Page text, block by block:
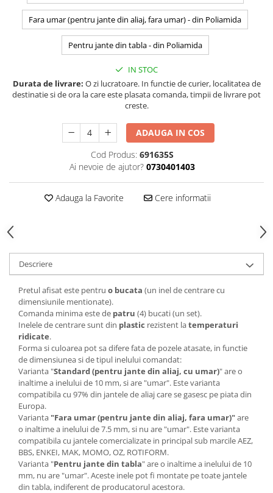
Fara umar (pentru jante din aliaj, fara umar) - din Poliamida
Pentru jante din tabla - din Poliamida
IN STOC
Durata de livrare: O zi lucratoare. In functie de curier, localitatea de
destinatie si de ora la care este plasata comanda, timpii de livrare pot
creste.
ADAUGA IN COS
Cod Produs: 691635S
Ai nevoie de ajutor? 0730401403
Adauga la Favorite Cere informatii
Descriere
Pretul afisat este pentru o bucata (un inel de centrare cu
dimensiunile mentionate).
Comanda minima este de patru (4) bucati (un set).
Inelele de centrare sunt din plastic rezistent latemperaturi
ridicate.
Forma si culoarea pot sa difere fata de pozele atasate, in functie
de dimensiunea si de tipul inelului comandat:
Varianta "Standard (pentru jante din aliaj, cu umar)" are o
inaltime a inelului de 10 mm, si are "umar". Este varianta
compatibila cu 97% din jantele de aliaj care se gasesc pe piata din
Europa.
Varianta "Fara umar (pentru jante din aliaj, fara umar)"are
o inaltime a inelului de 7.5 mm, si nu are "umar". Este varianta
compatibila cu jantele comercializate in principal sub marcile AEZ,
BBS, ENKEI, MAK, MOMO, OZ, ROTIFORM.
Varianta "Pentru jante din tabla" are o inaltime a inelului de 10
mm, nu are "umar". Aceste inele pot fi montate pe toate jantele
din tabla, indiferent de producatorul acestora.